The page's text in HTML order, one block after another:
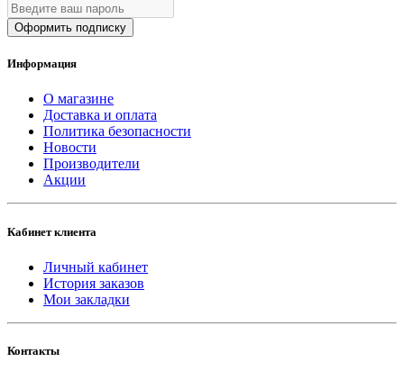
Оформить подписку
Информация
О магазине
Доставка и оплата
Политика безопасности
Новости
Производители
Акции
Кабинет клиента
Личный кабинет
История заказов
Мои закладки
Контакты